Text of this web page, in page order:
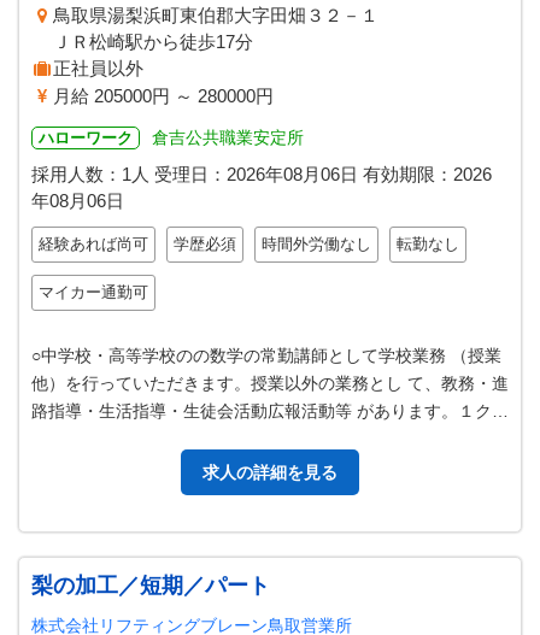
鳥取県湯梨浜町東伯郡大字田畑３２－１
ＪＲ松崎駅から徒歩17分
正社員以外
月給 205000円 ～ 280000円
ハローワーク 倉吉公共職業安定所
採用人数：1人 受理日： 2026年08月06日 有効期限： 2026
年08月06日
経験あれば尚可 学歴必須 時間外労働なし 転勤なし
マイカー通勤可
○中学校・高等学校のの数学の常勤講師として学校業務 （授業
他）を行っていただきます。授業以外の業務とし て、教務・進
路指導・生活指導・生徒会活動広報活動等 があります。１クラ
求人の詳細を見る
梨の加工／短期／パート
株式会社リフティングブレーン鳥取営業所